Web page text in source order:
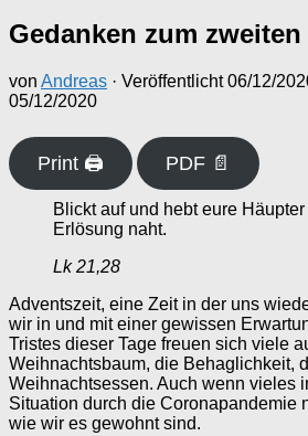
Gedanken zum
von Andreas · Veröffentlicht06/12/
05/12/2020
Print 🖨 PDF 📄
Blickt auf und hebt eure
Erlösung naht.
Lk 21,28
Adventszeit, eine Zeit in der uns
wir in und mit einer gewissen
Tristes dieser Tage freuen sich viele
Weihnachtsbaum, die Behaglichkeit,
Weihnachtsessen. Auch wenn vieles
Situation durch die Coronapandemie
wie wir es gewohnt sind.